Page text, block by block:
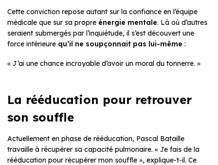
Cette conviction repose autant sur la confiance en l’équipe
médicale que sur sa propre énergie mentale. Là où d’autres
seraient submergés par l’inquiétude, il s’est découvert une
force intérieure qu’il ne soupçonnait pas lui-même :
« J’ai une chance incroyable d’avoir un moral du tonnerre. »
La rééducation pour retrouver
son souffle
Actuellement en phase de rééducation, Pascal Bataille
travaille à récupérer sa capacité pulmonaire. « Je fais de la
rééducation pour récupérer mon souffle », explique-t-il. Ce